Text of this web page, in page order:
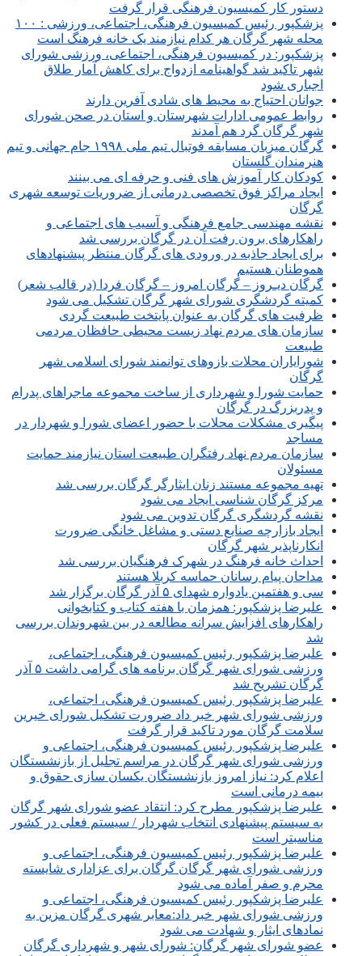
دستور کار کمیسیون فرهنگی قرار گرفت
پزشکپور رئیس کمیسیون فرهنگی، اجتماعی، ورزشی : ۱۰۰
محله شهر گرگان هر کدام نیازمند یک خانه فرهنگ است
پزشکپور: در کمیسیون فرهنگی، اجتماعی، ورزشی شورای
شهر تاکید شد گواهینامه ازدواج برای کاهش آمار طلاق
اجباری شود
جوانان احتیاج به محیط های شادی آفرین دارند
روابط عمومی ادارات شهرستان و استان در صحن شورای
شهر گرگان گرد هم آمدند
گرگان میزبان مسابقه فوتبال تیم ملی ۱۹۹۸ جام جهانی و تیم
هنرمندان گلستان
کودکان کار آموزش های فنی و حرفه ای می بینند
ایجاد مراکز فوق تخصصی درمانی از ضروریات توسعه شهری
گرگان
نقشه مهندسی جامع فرهنگی و آسیب های اجتماعی و
راهکارهای برون رفت آن در گرگان بررسی شد
برای ایجاد جاذبه در ورودی های گرگان منتظر پیشنهادهای
هموطنان هستیم
گرگان دیـروز – گرگان امروز – گرگان فردا (در قالب شعر)
کمیته گردشگری شورای شهر گرگان تشکیل می شود
ظرفیت های گرگان به عنوان پایتخت طبیعت گردی
سازمان های مردم نهاد زیست محیطی حافظان مردمی
طبیعت
شورایاران محلات بازوهای توانمند شورای اسلامی شهر
گرگان
حمایت شورا و شهرداری از ساخت مجموعه ماجراهای پدرام
و پدربزرگ در گرگان
پیگیری مشکلات محلات با حضور اعضای شورا و شهردار در
مساجد
سازمان مردم نهاد رفتگران طبیعت استان نیازمند حمایت
مسئولان
تهیه مجموعه مستند زنان ایثارگر گرگان بررسی شد
مرکز گرگان شناسی ایجاد می شود
نقشه گردشگری گرگان تدوین می شود
ایجاد بازارچه صنایع دستی و مشاغل خانگی ضرورت
انکارناپذیر شهر گرگان
احداث خانه فرهنگ در شهرک فرهنگیان بررسی شد
مداحان پیام رسانان حماسه کربلا هستند
سی و هفتمین یادواره شهدای ۵ آذر گرگان برگزار شد
علیرضا پزشکپور: همزمان با هفته کتاب و کتابخوانی
راهکارهای افزایش سرانه مطالعه در بین شهروندان بررسی
شد
علیرضا پزشکپور رئیس کمیسیون فرهنگی، اجتماعی،
ورزشی شورای شهر گرگان برنامه های گرامی داشت ۵ آذر
گرگان تشریح شد
علیرضا پزشکپور رئیس کمیسیون فرهنگی، اجتماعی،
ورزشی شورای شهر خبر داد ضرورت تشکیل شورای خیرین
سلامت گرگان مورد تاکید قرار گرفت
علیرضا پزشکپور رئیس کمیسیون فرهنگی، اجتماعی و
ورزشی شورای شهر گرگان در مراسم تجلیل از بازنشستگان
اعلام کرد: نیاز امروز بازنشستگان یکسان سازی حقوق و
بیمه درمانی است
علیرضا پزشکپور مطرح کرد: انتقاد عضو شورای شهر گرگان
به سیستم پیشنهادی انتخاب شهردار / سیستم فعلی در کشور
مناسبتر است
علیرضا پزشکپور رئیس کمیسیون فرهنگی، اجتماعی و
ورزشی شورای شهر گرگان گرگان برای عزاداری شایسته
محرم و صفر آماده می شود
علیرضا پزشکپور رئیس کمیسیون فرهنگی، اجتماعی و
ورزشی شورای شهر خبر داد:معابر شهری گرگان مزین به
نمادهای ایثار و شهادت می شود
عضو شورای شهر گرگان: شورای شهر و شهرداری گرگان